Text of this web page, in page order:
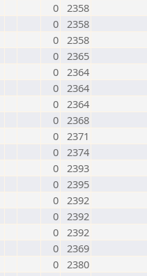
0 2358
0 2358
0 2358
0 2365
0 2364
0 2364
0 2364
0 2368
0 2371
0 2374
0 2393
0 2395
0 2392
0 2392
0 2392
0 2369
0 2380